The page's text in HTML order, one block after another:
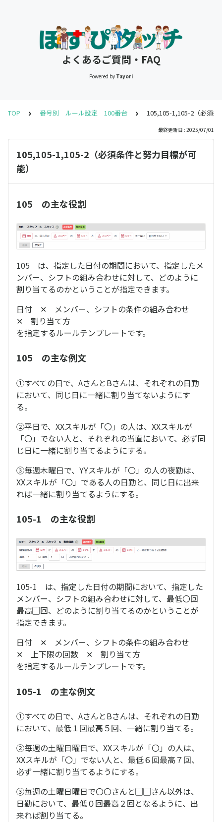
よくあるご質問・FAQ
Powered by Tayori
TOP 番号別 ルール設定 100番台 105,105-1,105-2（必須
最終更新日 : 2025/07/01
105,105-1,105-2（必須条件と努力目標が可
能）
105 の主な役割
105 は、指定した日付の期間において、指定したメ
ンバー、シフトの組み合わせに対して、どのように
割り当てるのかということが指定できます。
日付 ✕ メンバー、シフトの条件の組み合わせ
✕ 割り当て方
を指定するルールテンプレートです。
105 の主な例文
①すべての日で、AさんとBさんは、それぞれの日勤
において、同じ日に一緒に割り当てないようにす
る。
②平日で、XXスキルが「〇」の人は、XXスキルが
「〇」でない人と、それぞれの当直において、必ず同
じ日に一緒に割り当てるようにする。
③毎週木曜日で、YYスキルが「〇」の人の夜勤は、
XXスキルが「〇」である人の日勤と、同じ日に出来
れば一緒に割り当てるようにする。
105-1 の主な役割
105-1 は、指定した日付の期間において、指定した
メンバー、シフトの組み合わせに対して、最低〇回
最高▢回、どのように割り当てるのかということが
指定できます。
日付 ✕ メンバー、シフトの条件の組み合わせ
✕ 上下限の回数 ✕ 割り当て方
を指定するルールテンプレートです。
105-1 の主な例文
①すべての日で、AさんとBさんは、それぞれの日勤
において、最低１回最高５回、一緒に割り当てる。
②毎週の土曜日曜日で、XXスキルが「〇」の人は、
XXスキルが「〇」でない人と、最低６回最高７回、
必ず一緒に割り当てるようにする。
③毎週の土曜日曜日で〇〇さんと▢▢さん以外は、
日勤において、最低０回最高２回となるように、出
来れば割り当てる。